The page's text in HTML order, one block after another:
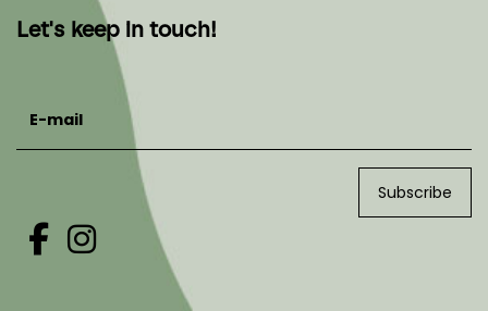
Let's keep in touch!
Subscribe